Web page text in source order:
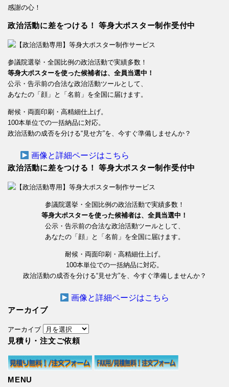
感謝の心！
政治活動に差をつける！ 等身大ポスター制作受付中
参議院選挙・全国比例の政治活動で実績多数！
等身大ポスターを使った候補者は、全員当選中！
公示・告示前の合法な政治活動ツールとして、
あなたの「顔」と「名前」を全国に届けます。
耐候・両面印刷・高精細仕上げ。
100本単位での一括納品に対応。
政治活動の成否を分ける“見せ方”を、今すぐ準備しませんか？
画像と詳細ページはこちら
政治活動に差をつける！ 等身大ポスター制作受付中
参議院選挙・全国比例の政治活動で実績多数！
等身大ポスターを使った候補者は、全員当選中！
公示・告示前の合法な政治活動ツールとして、
あなたの「顔」と「名前」を全国に届けます。
耐候・両面印刷・高精細仕上げ。
100本単位での一括納品に対応。
政治活動の成否を分ける“見せ方”を、今すぐ準備しませんか？
画像と詳細ページはこちら
アーカイブ
アーカイブ
見積り・注文ご依頼
MENU